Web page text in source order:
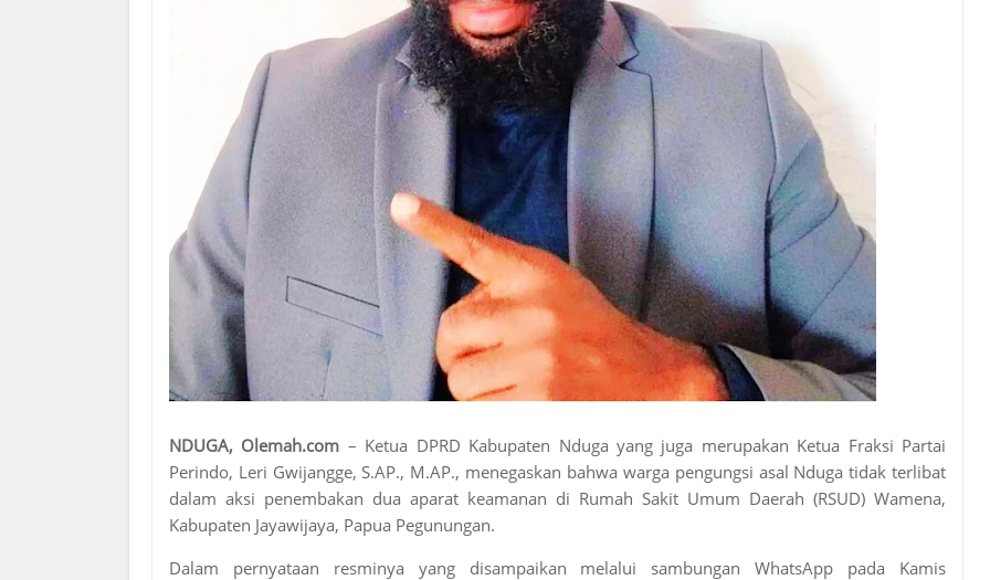
NDUGA, Olemah.com – Ketua DPRD Kabupaten Nduga yang juga merupakan Ketua Fraksi Partai
Perindo, Leri Gwijangge, S.AP., M.AP., menegaskan bahwa warga pengungsi asal Nduga tidak terlibat
dalam aksi penembakan dua aparat keamanan di Rumah Sakit Umum Daerah (RSUD) Wamena,
Kabupaten Jayawijaya, Papua Pegunungan.
Dalam pernyataan resminya yang disampaikan melalui sambungan WhatsApp pada Kamis